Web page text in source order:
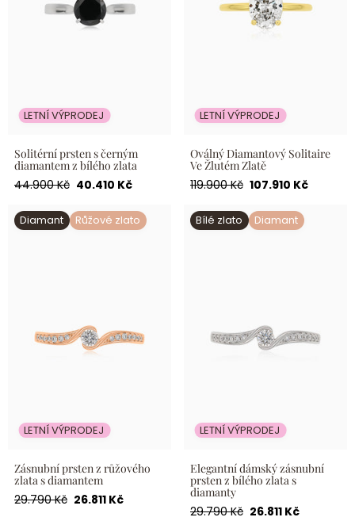
LETNÍ VÝPRODEJ
Solitérní prsten s černým
diamantem z bílého zlata
Běžná
44.900 Kč Akční
40.410 Kč
LETNÍ VÝPRODEJ
Oválný Diamantový Solitaire
Ve Žlutém Zlatě
Běžná
119.900 Kč Akční
107.910 Kč
Diamant Růžové zlato
LETNÍ VÝPRODEJ
Zásnubní prsten z růžového
zlata s diamantem
Zásnubní prsten z růžového
zlata s diamantem
Běžná
29.790 Kč Akční
26.811 Kč
Bílé zlato Diamant
LETNÍ VÝPRODEJ
Elegantní dámský zásnubní
prsten z bílého zlata s
Elegantní dámský zásnubní
prsten z bílého zlata s
diamanty
Běžná
29.790 Kč Akční
26.811 Kč